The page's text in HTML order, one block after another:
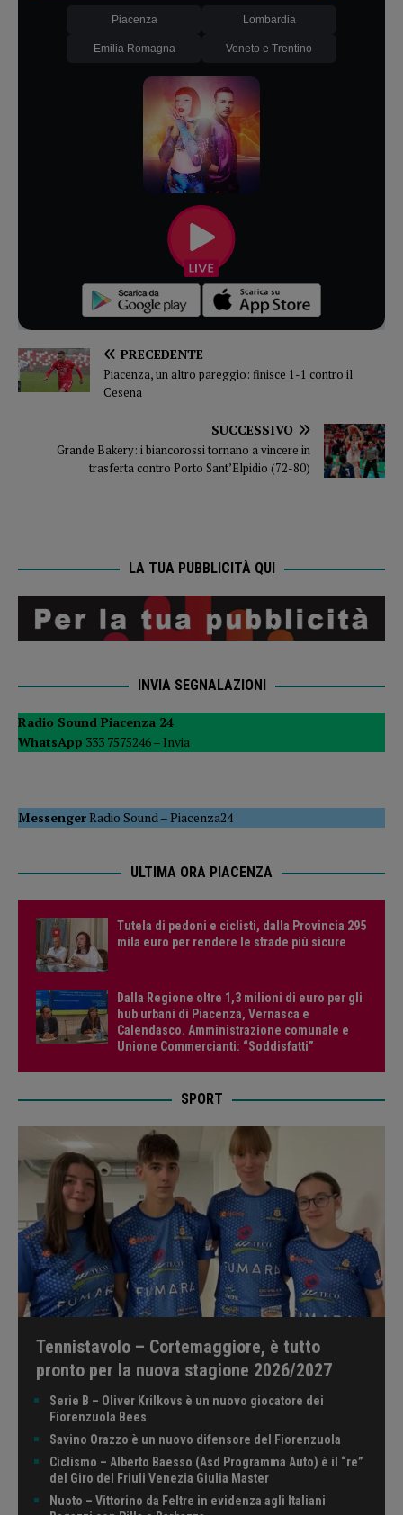
Piacenza Lombardia
Emilia Romagna Veneto e Trentino
PRECEDENTE
Piacenza, un altro pareggio: finisce 1-1 contro il
Cesena
SUCCESSIVO
Grande Bakery: i biancorossi tornano a vincere in
trasferta contro Porto Sant’Elpidio (72-80)
LA TUA PUBBLICITÀ QUI
INVIA SEGNALAZIONI
Radio Sound Piacenza 24
WhatsApp 333 7575246 – Invia
MessengerRadio Sound–Piacenza24
ULTIMA ORA PIACENZA
Tutela di pedoni e ciclisti, dalla Provincia 295
mila euro per rendere le strade più sicure
Dalla Regione oltre 1,3 milioni di euro per gli
hub urbani di Piacenza, Vernasca e
Calendasco. Amministrazione comunale e
Unione Commercianti: “Soddisfatti”
SPORT
Tennistavolo – Cortemaggiore, è tutto
pronto per la nuova stagione 2026/2027
Serie B – Oliver Krilkovs è un nuovo giocatore dei
Fiorenzuola Bees
Savino Orazzo è un nuovo difensore del Fiorenzuola
Ciclismo – Alberto Baesso (Asd Programma Auto) è il “re”
del Giro del Friuli Venezia Giulia Master
Nuoto – Vittorino da Feltre in evidenza agli Italiani